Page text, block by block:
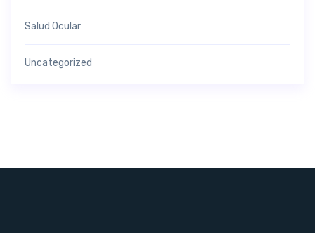
Salud Ocular
Uncategorized